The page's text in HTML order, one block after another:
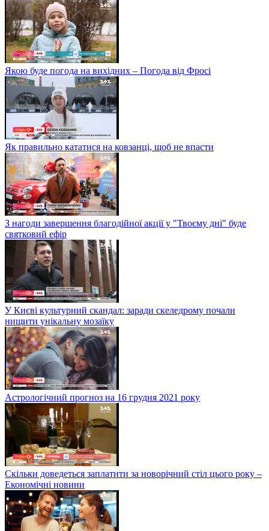
Якою буде погода на вихідних – Погода від Фросі
Як правильно кататися на ковзанці, щоб не впасти
З нагоди завершення благодійної акції у "Твоєму дні" буде
святковий ефір
У Києві культурний скандал: заради скеледрому почали
нищити унікальну мозаїку
Астрологічний прогноз на 16 грудня 2021 року
Скільки доведеться заплатити за новорічний стіл цього року –
Економічні новини